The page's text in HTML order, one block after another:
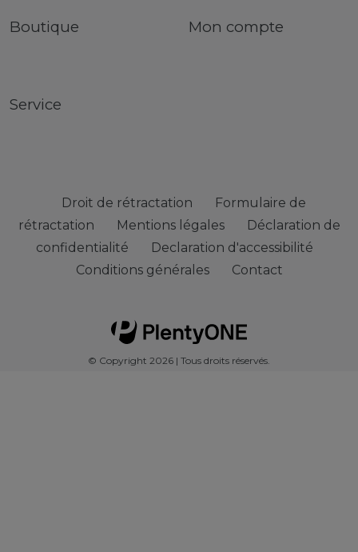
Boutique Mon compte
Service
Droit de rétractation
Formulaire de
rétractation
Mentions légales
Déclaration de
confidentialité
Declaration d'accessibilité
Conditions générales
Contact
© Copyright 2026 | Tous droits réservés.